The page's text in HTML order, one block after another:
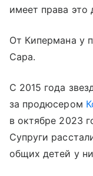
имеет права это
От Кипермана у
Сара.
С 2015 года
за продюсером
в октябре 2023
Супруги
общих детей у